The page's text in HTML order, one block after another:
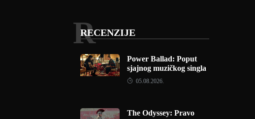
RECENZIJE
R
Power Ballad: Poput
sjajnog muzičkog singla
05.08.2026.
The Odyssey: Pravo